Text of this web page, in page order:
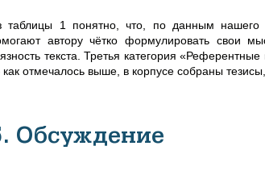
таблицы 1 понятно, что, по данным нашего
автору чётко формулировать свои
текста. Третья категория
как отмечалось выше, в корпусе собраны
Обсуждение